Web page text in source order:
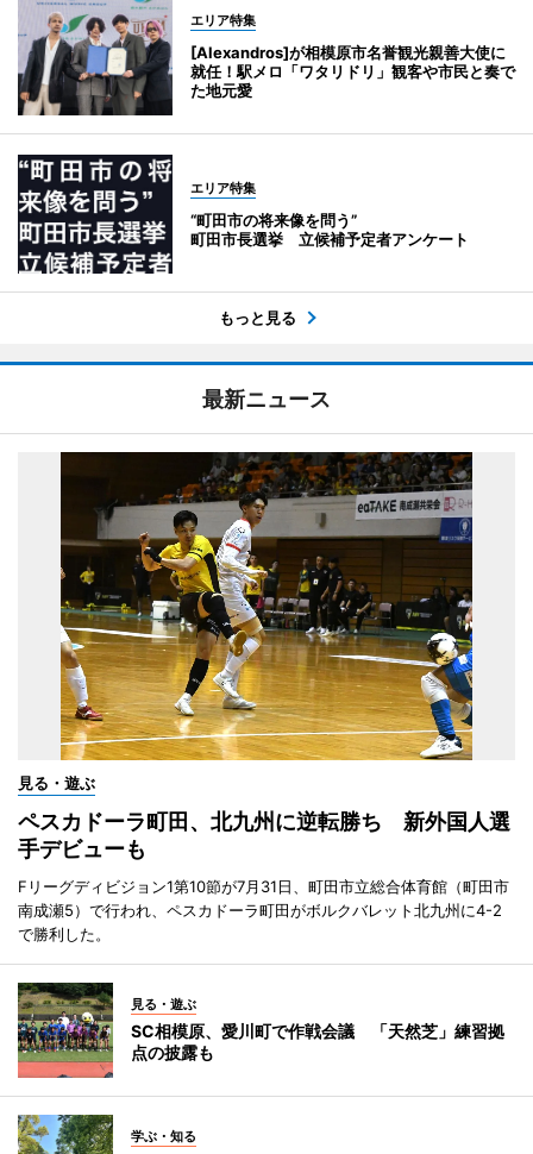
エリア特集
[Alexandros]が相模原市名誉観光親善大使に
就任！駅メロ「ワタリドリ」観客や市民と奏で
た地元愛
エリア特集
“町田市の将来像を問う”
町田市長選挙 立候補予定者アンケート
もっと見る
最新ニュース
見る・遊ぶ
ペスカドーラ町田、北九州に逆転勝ち 新外国人選
手デビューも
Fリーグディビジョン1第10節が7月31日、町田市立総合体育館（町田市
南成瀬5）で行われ、ペスカドーラ町田がボルクバレット北九州に4-2
で勝利した。
見る・遊ぶ
SC相模原、愛川町で作戦会議 「天然芝」練習拠
点の披露も
学ぶ・知る